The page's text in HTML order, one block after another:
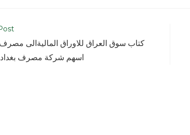
كتاب سوق العراق للاوراق الماليةالى مصرف
اسهم شركة مصرف بغداد